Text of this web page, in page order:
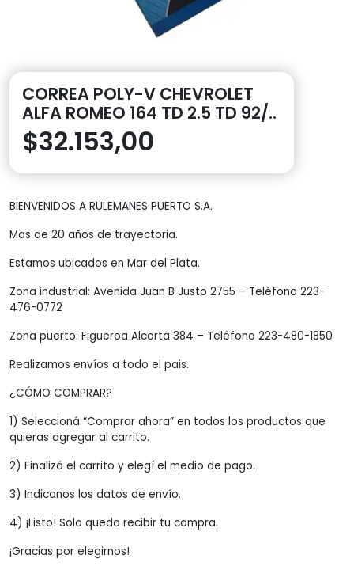
CORREA POLY-V CHEVROLET
ALFA ROMEO 164 TD 2.5 TD 92/..
$32.153,00
BIENVENIDOS A RULEMANES PUERTO S.A.
Mas de 20 años de trayectoria.
Estamos ubicados en Mar del Plata.
Zona industrial: Avenida Juan B Justo 2755 – Teléfono 223-
476-0772
Zona puerto: Figueroa Alcorta 384 – Teléfono 223-480-1850
Realizamos envíos a todo el pais.
¿CÓMO COMPRAR?
1) Seleccioná “Comprar ahora” en todos los productos que
quieras agregar al carrito.
2) Finalizá el carrito y elegí el medio de pago.
3) Indicanos los datos de envío.
4) ¡Listo! Solo queda recibir tu compra.
¡Gracias por elegirnos!